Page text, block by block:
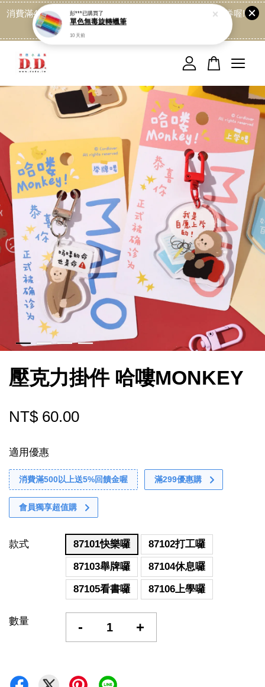
消費滿499免運喔, 記得加LINE:@dede168 領取專屬折扣券喔!
點我
壓克力掛件 哈嘍MONKEY
NT$ 60.00
適用優惠
消費滿500以上送5%回饋金喔 滿299優惠購
會員獨享超值購
款式 87101快樂囉
87102打工囉
87103舉牌囉
87104休息囉
87105看書囉
87106上學囉
數量 - +
您的購物車目前還是空的。
繼續購物